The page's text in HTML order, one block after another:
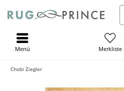
Merkliste
Menü
Chobi Ziegler